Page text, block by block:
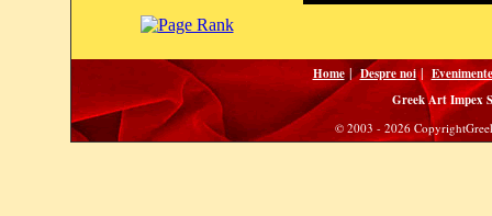
Home|Despre noi|
Greek Art Impex
© 2003 - 2026